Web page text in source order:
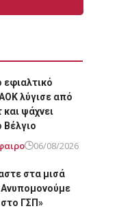
λύγισε από
και ψάχνει
Βέλγιο
06/08/2026
στα μισά
στο ΓΣΠ»